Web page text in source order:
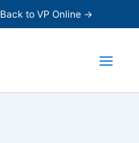
Back to VP Online →